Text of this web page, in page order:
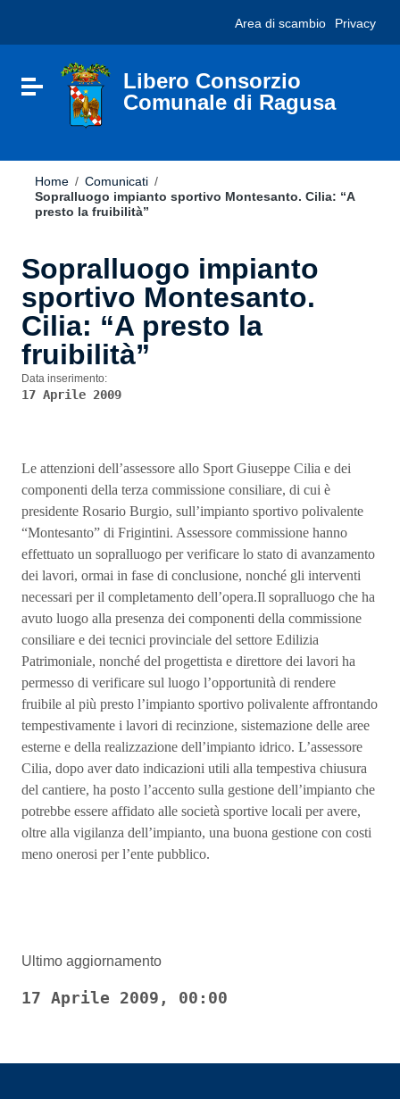
sito
include
Vai al footer
Area di scambio Privacy
Attiva / disattiva la navigazione
Libero Consorzio
Comunale di Ragusa
Home / Comunicati /
Sopralluogo impianto sportivo Montesanto. Cilia: “A
presto la fruibilità”
Sopralluogo impianto
sportivo Montesanto.
Cilia: “A presto la
fruibilità”
Data inserimento:
17 Aprile 2009
Le attenzioni dell’assessore allo Sport Giuseppe Cilia e dei
componenti della terza commissione consiliare, di cui è
presidente Rosario Burgio, sull’impianto sportivo polivalente
“Montesanto” di Frigintini. Assessore commissione hanno
effettuato un sopralluogo per verificare lo stato di avanzamento
dei lavori, ormai in fase di conclusione, nonché gli interventi
necessari per il completamento dell’opera.Il sopralluogo che ha
avuto luogo alla presenza dei componenti della commissione
consiliare e dei tecnici provinciale del settore Edilizia
Patrimoniale, nonché del progettista e direttore dei lavori ha
permesso di verificare sul luogo l’opportunità di rendere
fruibile al più presto l’impianto sportivo polivalente affrontando
tempestivamente i lavori di recinzione, sistemazione delle aree
esterne e della realizzazione dell’impianto idrico. L’assessore
Cilia, dopo aver dato indicazioni utili alla tempestiva chiusura
del cantiere, ha posto l’accento sulla gestione dell’impianto che
potrebbe essere affidato alle società sportive locali per avere,
oltre alla vigilanza dell’impianto, una buona gestione con costi
meno onerosi per l’ente pubblico.
Ultimo aggiornamento
17 Aprile 2009, 00:00